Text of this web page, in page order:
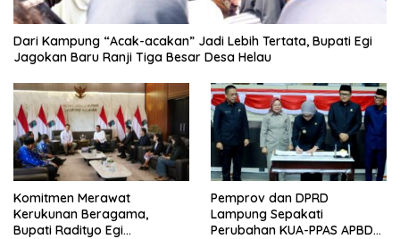
Dari Kampung “Acak-acakan” Jadi Lebih Tertata, Bupati Egi
Jagokan Baru Ranji Tiga Besar Desa Helau
Komitmen Merawat
Kerukunan Beragama,
Bupati Radityo Egi
Pemprov dan DPRD
Lampung Sepakati
Perubahan KUA-PPAS APBD